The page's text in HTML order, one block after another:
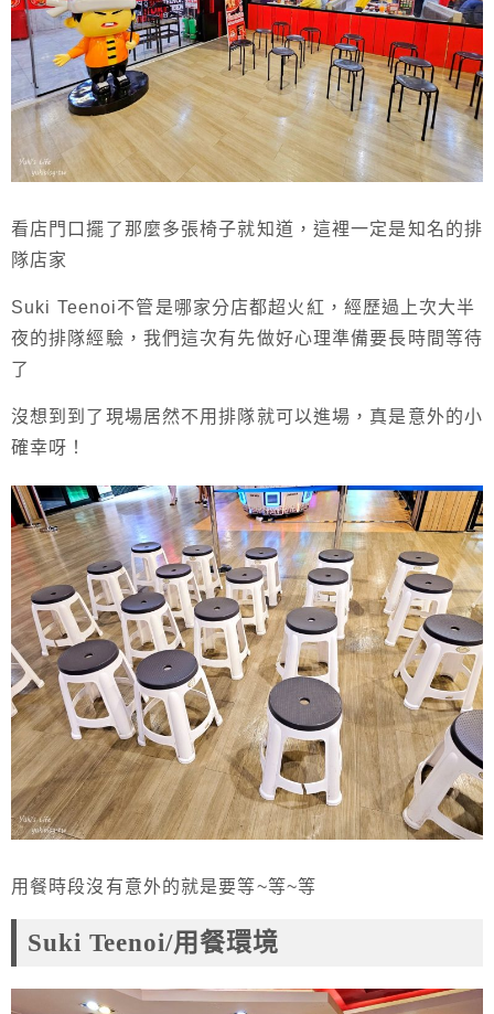
看店門口擺了那麼多張椅子就知道，這裡一定是知名的排
隊店家
Suki Teenoi不管是哪家分店都超火紅，經歷過上次大半
夜的排隊經驗，我們這次有先做好心理準備要長時間等待
了
沒想到到了現場居然不用排隊就可以進場，真是意外的小
確幸呀！
用餐時段沒有意外的就是要等~等~等
Suki Teenoi/用餐環境